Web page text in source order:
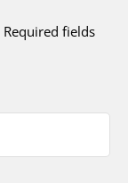
Required fields